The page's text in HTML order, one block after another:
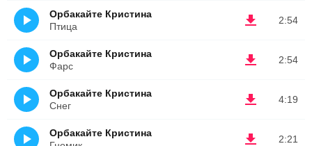
2:54
Орбакайте Кристина
Птица
2:54
Орбакайте Кристина
Фарс
4:19
Орбакайте Кристина
Снег
2:21
Орбакайте Кристина